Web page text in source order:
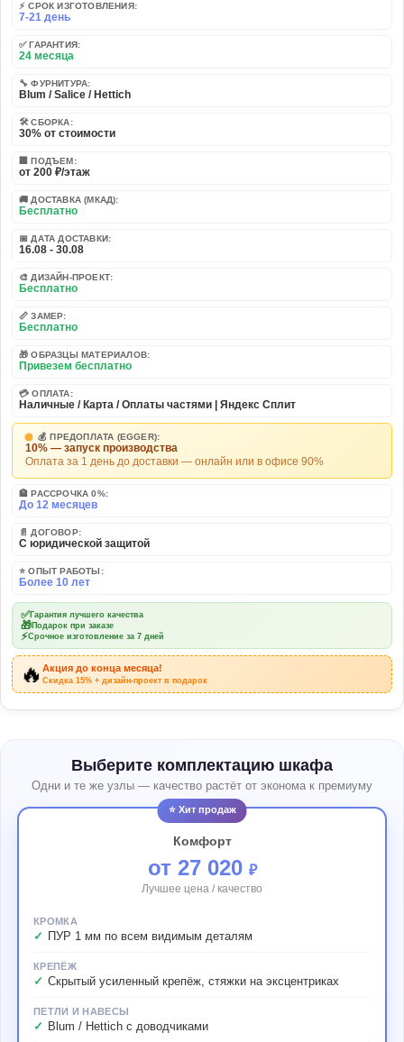
⚡ СРОК ИЗГОТОВЛЕНИЯ:
7-21 день
✅ ГАРАНТИЯ:
24 месяца
🔧 ФУРНИТУРА:
Blum / Salice / Hettich
🛠️ СБОРКА:
30% от стоимости
🏢 ПОДЪЕМ:
от 200 ₽/этаж
🚚 ДОСТАВКА (МКАД):
Бесплатно
📅 ДАТА ДОСТАВКИ:
16.08 - 30.08
🎨 ДИЗАЙН-ПРОЕКТ:
Бесплатно
📏 ЗАМЕР:
Бесплатно
🎁 ОБРАЗЦЫ МАТЕРИАЛОВ:
Привезем бесплатно
💳 ОПЛАТА:
Наличные / Карта / Оплаты частями | Яндекс Сплит
💰 ПРЕДОПЛАТА (EGGER):
10% — запуск производства
Оплата за 1 день до доставки — онлайн или в офисе 90%
🏦 РАССРОЧКА 0%:
До 12 месяцев
📄 ДОГОВОР:
С юридической защитой
⭐ ОПЫТ РАБОТЫ:
Более 10 лет
✅Гарантия лучшего качества
🎁 Подарок при заказе
⚡Срочное изготовление за 7 дней
🔥Акция до конца месяца!
Скидка 15% + дизайн-проект в подарок
Выберите комплектацию шкафа
Одни и те же узлы — качество растёт от эконома к премиуму
⭐ Хит продаж
Комфорт
от 27 020 ₽
Лучшее цена / качество
КРОМКА
ПУР 1 мм по всем видимым деталям
КРЕПЁЖ
Скрытый усиленный крепёж, стяжки на эксцентриках
ПЕТЛИ И НАВЕСЫ
Blum / Hettich с доводчиками